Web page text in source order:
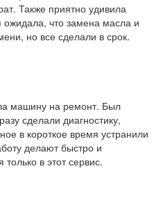
Также приятно удивила
ожидала, что замена масла и
но все сделали в срок.
машину на ремонт. Был
сделали диагностику,
в короткое время устранили
делают быстро и
в этот сервис.